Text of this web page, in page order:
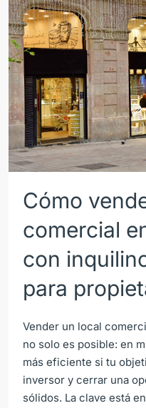
Cómo
comercial
con
para
Vender un local
no solo es posible: en
más eficiente si tu
inversor y cerrar una
sólidos. La clave está